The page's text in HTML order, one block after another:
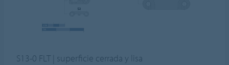
S13-0 FLT | superficie cerrada y lisa